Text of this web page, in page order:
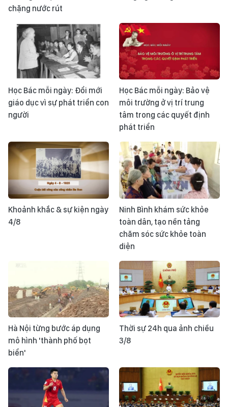
chặng nước rút
Học Bác mỗi ngày: Đổi mới
giáo dục vì sự phát triển con
người
Học Bác mỗi ngày: Bảo vệ
môi trường ở vị trí trung
tâm trong các quyết định
phát triển
Khoảnh khắc & sự kiện ngày
4/8
Ninh Bình khám sức khỏe
toàn dân, tạo nền tảng
chăm sóc sức khỏe toàn
diện
Hà Nội từng bước áp dụng
mô hình 'thành phố bọt
biển'
Thời sự 24h qua ảnh chiều
3/8